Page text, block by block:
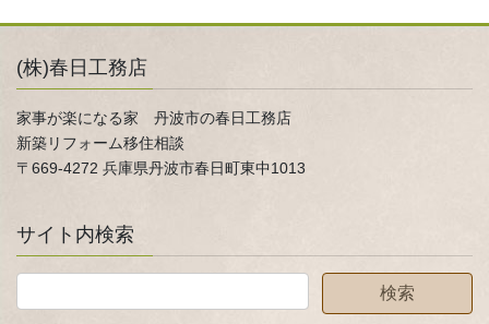
(株)春日工務店
家事が楽になる家 丹波市の春日工務店
新築リフォーム移住相談
〒669-4272 兵庫県丹波市春日町東中1013
サイト内検索